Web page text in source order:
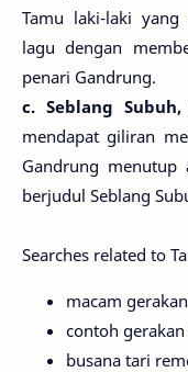
Tamu laki-laki
lagu dengan
penari Gandrung.
c. Seblang Subuh,
mendapat giliran
Gandrung
berjudul Seblang
Searches related to
macam
contoh
busana tari